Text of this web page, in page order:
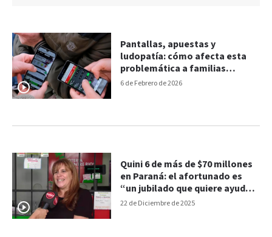
6 de Febrero de 2026
Pantallas, apuestas y
ludopatía: cómo afecta esta
problemática a familias
entrerrianas
22 de Diciembre de 2025
Quini 6 de más de $70 millones
en Paraná: el afortunado es
“un jubilado que quiere ayudar
a sus hijos”